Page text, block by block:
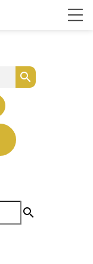
search
search